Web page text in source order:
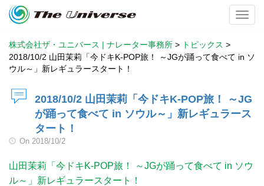
株式会社ザ・ユニバース | ナレーター事務所 > トピックス >
2018/10/2 山田茉莉「今ドキK-POP旅！ ～JGが踊って食べて in ソ
ウル～」新レギュラースタート！
2018/10/2 山田茉莉「今ドキK-POP旅！ ～JG
が踊って食べて in ソウル～」新レギュラース
タート！
On 2018/10/2
山田茉莉「今ドキK-POP旅！ ～JGが踊って食べて in ソウ
ル～」新レギュラースタート！